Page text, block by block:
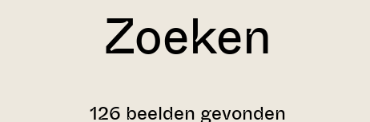
Zoeken
126 beelden gevonden